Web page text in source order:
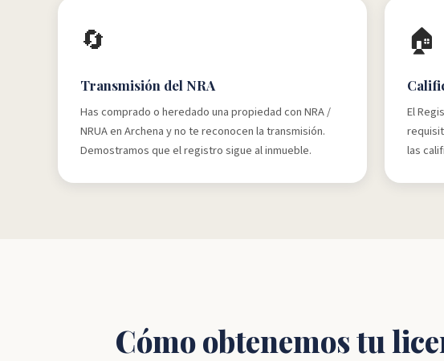
🔄
Transmisión del NRA
Has comprado o heredado una propiedad con NRA /
NRUA en Archena y no te reconocen la transmisión.
Demostramos que el registro sigue al inmueble.
🏠
El
las
Cómo obtenemos tu